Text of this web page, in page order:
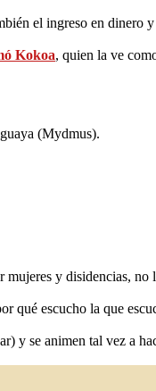
el ingreso en dinero
Kokoa, quien la ve
(Mydmus).
mujeres y disidencias, no
qué escucho la que
y se animen tal vez a